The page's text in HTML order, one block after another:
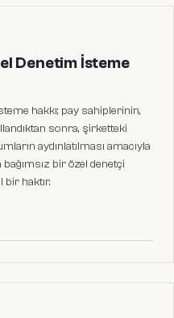
Denetim İsteme
hakkı; pay sahiplerinin,
sonra, şirketteki
aydınlatılması amacıyla
bir özel denetçi
bir haktır.